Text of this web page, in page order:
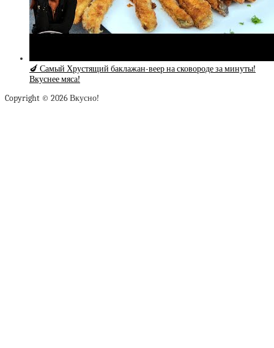
🍆 Самый Хрустящий баклажан-веер на сковороде за минуты!
Вкуснее мяса!
Copyright © 2026 Вкусно!